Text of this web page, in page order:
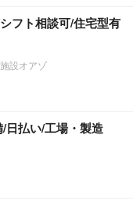
フト相談可/住宅型有
設オアゾ
日払い/工場・製造